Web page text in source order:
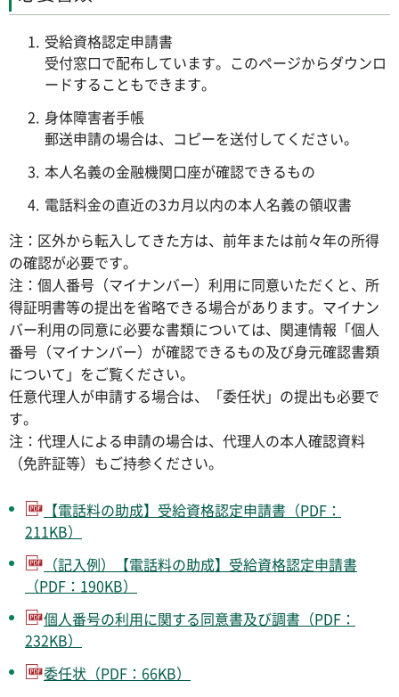
受給資格認定申請書
受付窓口で配布しています。このページからダウンロ
ードすることもできます。
身体障害者手帳
郵送申請の場合は、コピーを送付してください。
本人名義の金融機関口座が確認できるもの
電話料金の直近の3カ月以内の本人名義の領収書
注：区外から転入してきた方は、前年または前々年の所得
の確認が必要です。
注：個人番号（マイナンバー）利用に同意いただくと、所
得証明書等の提出を省略できる場合があります。マイナン
バー利用の同意に必要な書類については、関連情報「個人
番号（マイナンバー）が確認できるもの及び身元確認書類
について」をご覧ください。
任意代理人が申請する場合は、「委任状」の提出も必要で
す。
注：代理人による申請の場合は、代理人の本人確認資料
（免許証等）もご持参ください。
【電話料の助成】受給資格認定申請書（PDF：
211KB）
（記入例）【電話料の助成】受給資格認定申請書
（PDF：190KB）
個人番号の利用に関する同意書及び調書（PDF：
232KB）
委任状（PDF：66KB）